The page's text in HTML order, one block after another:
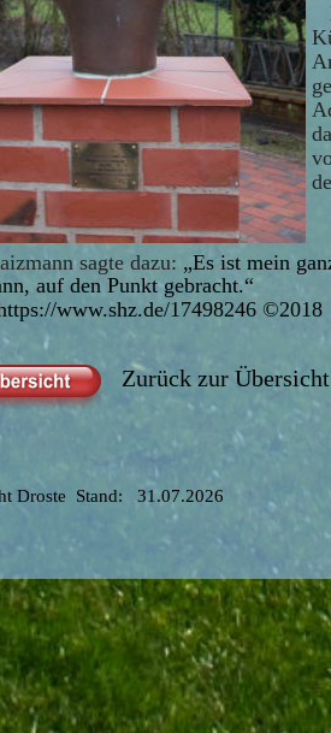
Droste  Stand:   31.07.2026
Zurück zur
sagte dazu: „Es ist mein
auf den Punkt gebracht.“
www.shz.de/17498246 ©2018